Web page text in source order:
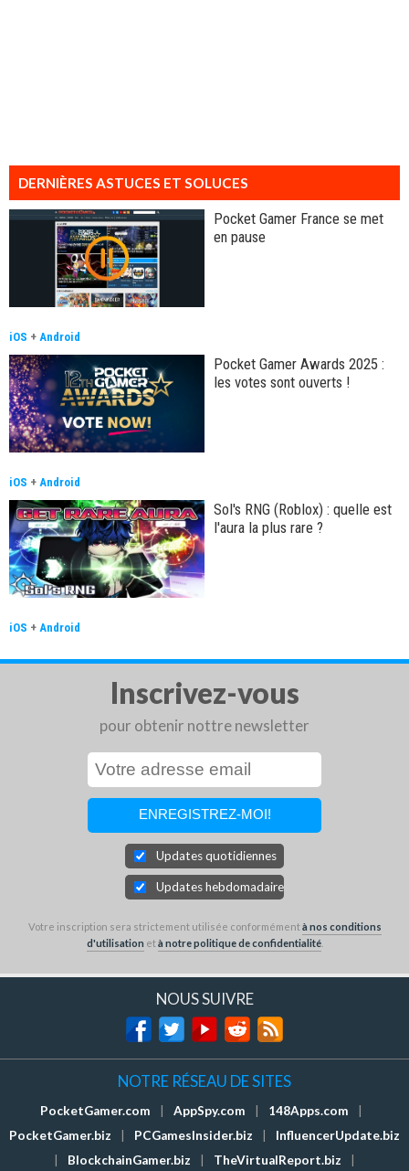
DERNIÈRES ASTUCES ET SOLUCES
Pocket Gamer France se met
en pause
iOS + Android
Pocket Gamer Awards 2025 :
les votes sont ouverts !
iOS + Android
Sol's RNG (Roblox) : quelle est
l'aura la plus rare ?
iOS + Android
Inscrivez-vous
pour obtenir nottre newsletter
Updates quotidiennes
Updates hebdomadaires
Votre inscription sera strictement utilisée conformémentà nos conditions
d'utilisation età notre politique de confidentialité.
NOUS SUIVRE
NOTRE RÉSEAU DE SITES
PocketGamer.com AppSpy.com 148Apps.com
PocketGamer.biz
PCGamesInsider.biz
InfluencerUpdate.biz
BlockchainGamer.biz TheVirtualReport.biz